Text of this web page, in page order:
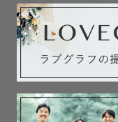
におまかせとなりま
※アートニューボー
を行うため、別ゲス
る可能性がありま
するため、ご了承く
※猫を飼っておりま
には猫が触れない環